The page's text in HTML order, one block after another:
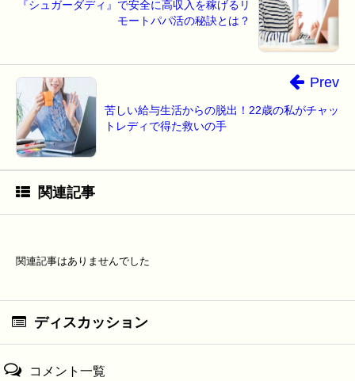
『シュガーダディ』で安全に高収入を稼げるリ
モートパパ活の秘訣とは？
苦しい給与生活からの脱出！22歳の私がチャッ
トレディで得た救いの手
Prev
関連記事
関連記事はありませんでした
ディスカッション
コメント一覧